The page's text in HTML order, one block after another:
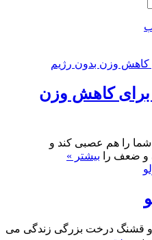
برای کاهش وزن
شما را هم عصبی کند و
و ضعف را بیشتر »
و قشنگ درخت بزرگی زندگی می